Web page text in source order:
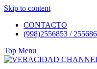
Skip to content
CONTACTO
(998)2556853 /
Top Menu